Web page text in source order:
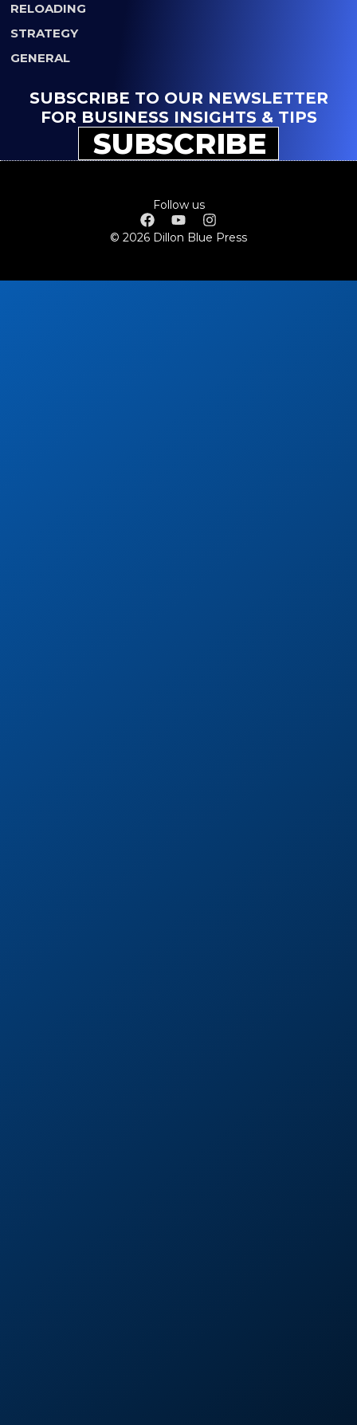
RELOADING
STRATEGY
GENERAL
SUBSCRIBE TO OUR NEWSLETTER
FOR BUSINESS INSIGHTS & TIPS
SUBSCRIBE
Follow us
© 2026 Dillon Blue Press